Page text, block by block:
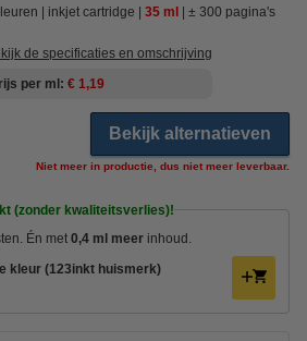
inkjet cartridge 35 ml ± 300 pagina's
de specificaties en omschrijving
per ml
€ 1,19
Bekijk alternatieven
Niet meer in productie, dus niet meer leverbaar.
(zonder kwaliteitsverlies)!
Én met 0,4 ml meer inhoud.
kleur (123inkt huismerk)